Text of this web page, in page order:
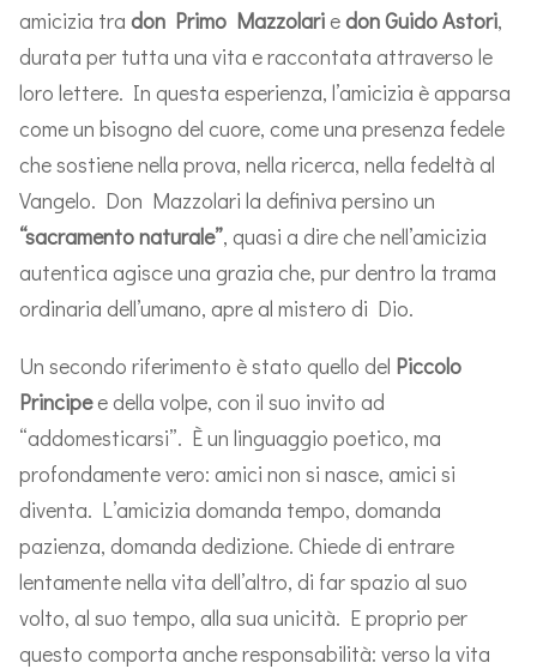
amicizia tra don Primo Mazzolariedon Guido Astori,
durata per tutta una vita e raccontata attraverso le
loro lettere. In questa esperienza, l’amicizia è apparsa
come un bisogno del cuore, come una presenza fedele
che sostiene nella prova, nella ricerca, nella fedeltà al
Vangelo. Don Mazzolari la definiva persino un
“sacramento naturale”, quasi a dire che nell’amicizia
autentica agisce una grazia che, pur dentro la trama
ordinaria dell’umano, apre al mistero di Dio.
Un secondo riferimento è stato quello del Piccolo
Principee della volpe, con il suo invito ad
“addomesticarsi”. È un linguaggio poetico, ma
profondamente vero: amici non si nasce, amici si
diventa. L’amicizia domanda tempo, domanda
pazienza, domanda dedizione. Chiede di entrare
lentamente nella vita dell’altro, di far spazio al suo
volto, al suo tempo, alla sua unicità. E proprio per
questo comporta anche responsabilità: verso la vita